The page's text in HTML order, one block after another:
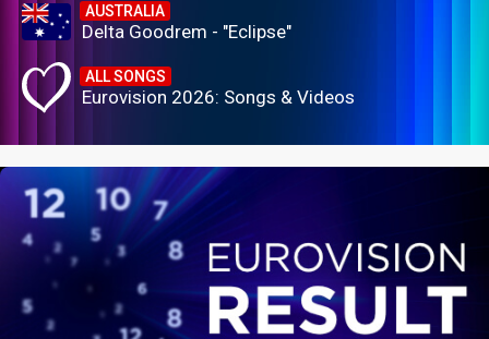
AUSTRALIA
Delta Goodrem - "Eclipse"
ALL SONGS
Eurovision 2026: Songs & Videos